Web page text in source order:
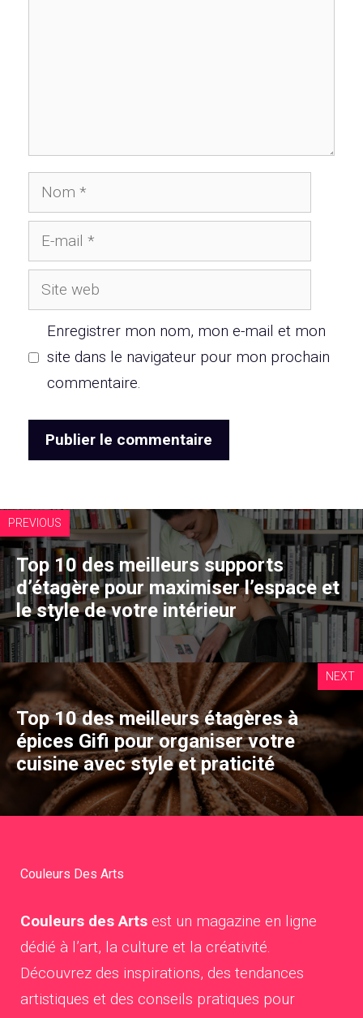
Nom
mail
Site
web
Enregistrer mon nom, mon e-mail et mon
site dans le navigateur pour mon prochain
commentaire.
PREVIOUS
Top 10 des meilleurs supports
d’étagère pour maximiser l’espace et
le style de votre intérieur
NEXT
Top 10 des meilleurs étagères à
épices Gifi pour organiser votre
cuisine avec style et praticité
Couleurs Des Arts
Couleurs des Arts est un magazine en ligne
dédié à l’art, la culture et la créativité.
Découvrez des inspirations, des tendances
artistiques et des conseils pratiques pour